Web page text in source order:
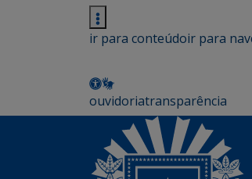
ir para conteúdoir para
ouvidoriatransparência